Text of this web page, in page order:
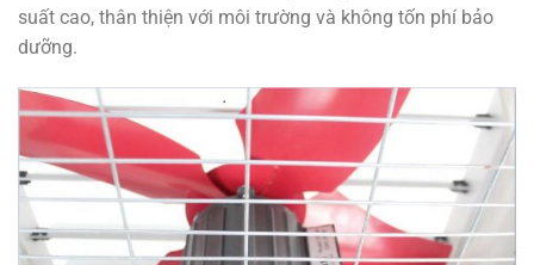
suất cao, thân thiện với môi trường và không tốn phí bảo
dưỡng.